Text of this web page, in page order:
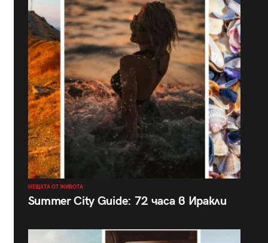
НЕЩАТА ОТ ЖИВОТА
Summer City Guide: 72 часа в Иракли